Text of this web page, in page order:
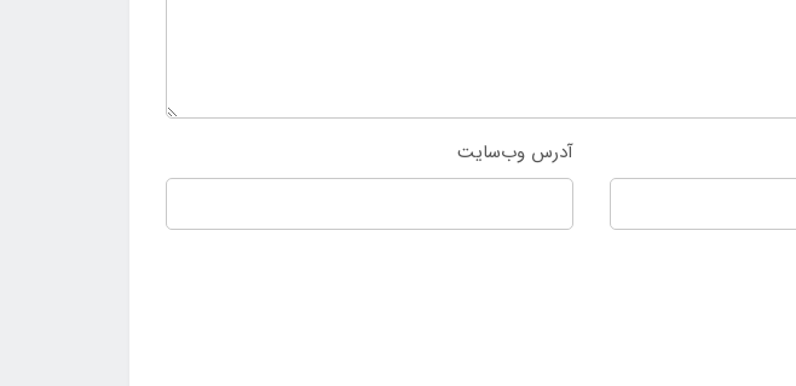
آدرس وب‌سایت